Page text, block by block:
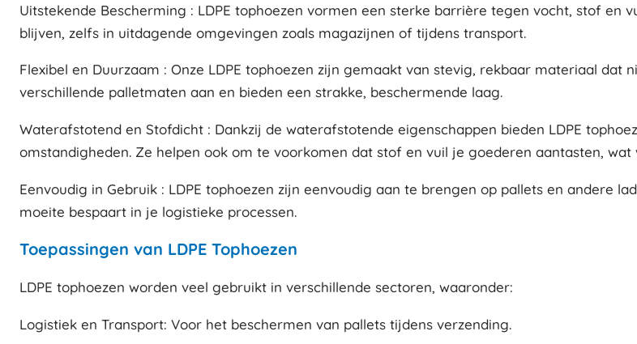
Uitstekende Bescherming : LDPE tophoezen vormen een sterke barrière tegen vocht, stof en
blijven, zelfs in uitdagende omgevingen zoals magazijnen of tijdens transport.
Flexibel en Duurzaam : Onze LDPE tophoezen zijn gemaakt van stevig, rekbaar materiaal dat
verschillende palletmaten aan en bieden een strakke, beschermende laag.
Waterafstotend en Stofdicht : Dankzij de waterafstotende eigenschappen bieden LDPE
omstandigheden. Ze helpen ook om te voorkomen dat stof en vuil je goederen aantasten,
Eenvoudig in Gebruik : LDPE tophoezen zijn eenvoudig aan te brengen op pallets en andere
moeite bespaart in je logistieke processen.
Toepassingen van LDPE Tophoezen
LDPE tophoezen worden veel gebruikt in verschillende sectoren, waaronder:
Logistiek en Transport: Voor het beschermen van pallets tijdens verzending.